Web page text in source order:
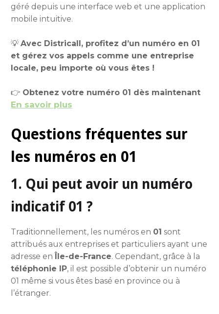
géré depuis une interface web et une application
mobile intuitive.
💡Avec Districall, profitez d’un numéro en 01
et gérez vos appels comme une entreprise
locale, peu importe où vous êtes !
👉 Obtenez votre numéro 01 dès maintenant
En savoir plus
Questions fréquentes sur
les numéros en 01
1. Qui peut avoir un numéro
indicatif 01 ?
Traditionnellement, les numéros en 01 sont
attribués aux entreprises et particuliers ayant une
adresse en
Île-de-France. Cependant, grâce à la
téléphonie IP, il est possible d’obtenir un numéro
01 même si vous êtes basé en province ou à
l’étranger.